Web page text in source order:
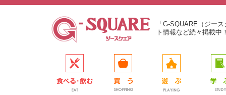
「G-SQUARE（ジー
ト情報など続々掲載中